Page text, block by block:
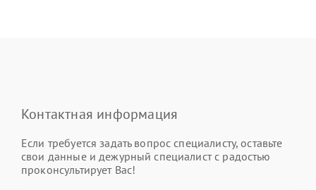
Контактная информация
Если требуется задать вопрос специалисту, оставьте
свои данные и дежурный специалист с радостью
проконсультирует Вас!